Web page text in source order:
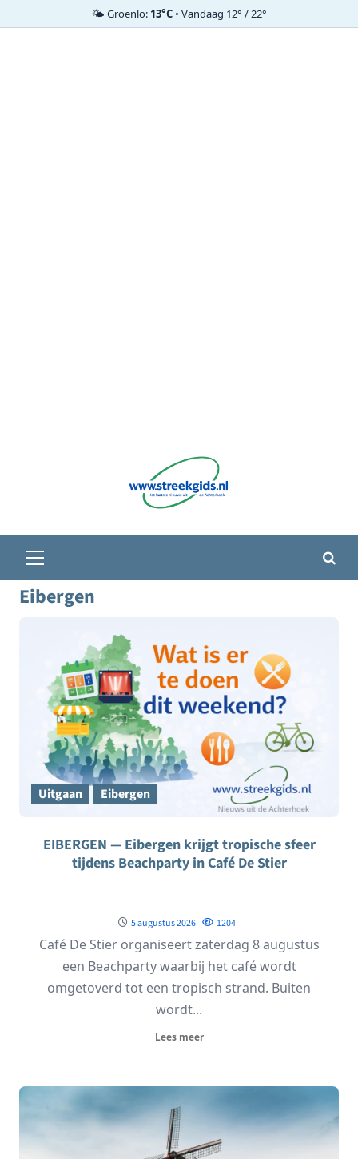
🌤️ Groenlo: 13°C• Vandaag 12° / 22°
menu
Eibergen
Uitgaan Eibergen
EIBERGEN — Eibergen krijgt tropische sfeer
tijdens Beachparty in Café De Stier
5 augustus 2026 1204
Café De Stier organiseert zaterdag 8 augustus
een Beachparty waarbij het café wordt
omgetoverd tot een tropisch strand. Buiten
wordt...
Lees meer